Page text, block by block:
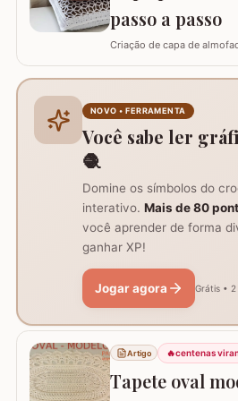
passo a passo
Criação de capa de
prática para lavar e
Materiais necessários para
imprescindíveis fio de
NOVO • FERRAMENTA
Você sabe ler
🧶
Domine os símbolos do
interativo. Mais de 80
você aprender de forma
ganhar XP!
Jogar agora Grátis • 2
Artigo 🔥centenas
Tapete oval